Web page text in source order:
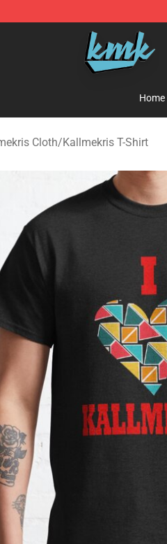
- Official KallMeKris
Home
Cloth/Kallmekris T-Shirt